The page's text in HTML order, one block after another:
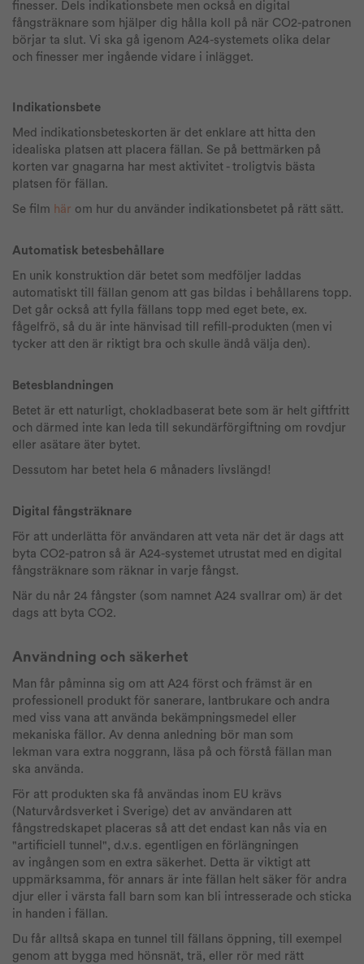
finesser. Dels indikationsbete men också en digital
fångsträknare som hjälper dig hålla koll på när CO2-patronen
börjar ta slut. Vi ska gå igenom A24-systemets olika delar
och finesser mer ingående vidare i inlägget.
Indikationsbete
Med indikationsbeteskorten är det enklare att hitta den
idealiska platsen att placera fällan. Se på bettmärken på
korten var gnagarna har mest aktivitet - troligtvis bästa
platsen för fällan.
Se film här om hur du använder indikationsbetet på rätt sätt.
Automatisk betesbehållare
En unik konstruktion där betet som medföljer laddas
automatiskt till fällan genom att gas bildas i behållarens topp.
Det går också att fylla fällans topp med eget bete, ex.
fågelfrö, så du är inte hänvisad till refill-produkten (men vi
tycker att den är riktigt bra och skulle ändå välja den).
Betesblandningen
Betet är ett naturligt, chokladbaserat bete som är helt giftfritt
och därmed inte kan leda till sekundärförgiftning om rovdjur
eller asätare äter bytet.
Dessutom har betet hela 6 månaders livslängd!
Digital fångsträknare
För att underlätta för användaren att veta när det är dags att
byta CO2-patron så är A24-systemet utrustat med en digital
fångsträknare som räknar in varje fångst.
När du når 24 fångster (som namnet A24 svallrar om) är det
dags att byta CO2.
Användning och säkerhet
Man får påminna sig om att A24 först och främst är en
professionell produkt för sanerare, lantbrukare och andra
med viss vana att använda bekämpningsmedel eller
mekaniska fällor. Av denna anledning bör man som
lekman vara extra noggrann, läsa på och förstå fällan man
ska använda.
För att produkten ska få användas inom EU krävs
(Naturvårdsverket i Sverige) det av användaren att
fångstredskapet placeras så att det endast kan nås via en
"artificiell tunnel", d.v.s. egentligen en förlängningen
av ingången som en extra säkerhet. Detta är viktigt att
uppmärksamma, för annars är inte fällan helt säker för andra
djur eller i värsta fall barn som kan bli intresserade och sticka
in handen i fällan.
Du får alltså skapa en tunnel till fällans öppning, till exempel
genom att bygga med hönsnät, trä, eller rör med rätt